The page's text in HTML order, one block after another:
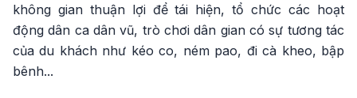
không gian thuận lợi để tái hiện, tổ chức các hoạt
động dân ca dân vũ, trò chơi dân gian có sự tương tác
của du khách như kéo co, ném pao, đi cà kheo, bập
bênh...